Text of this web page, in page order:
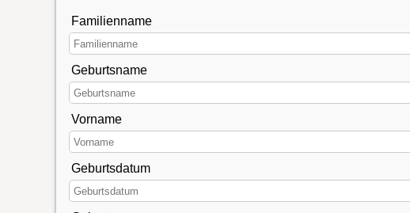
Familienname
Geburtsname
Vorname
Geburtsdatum